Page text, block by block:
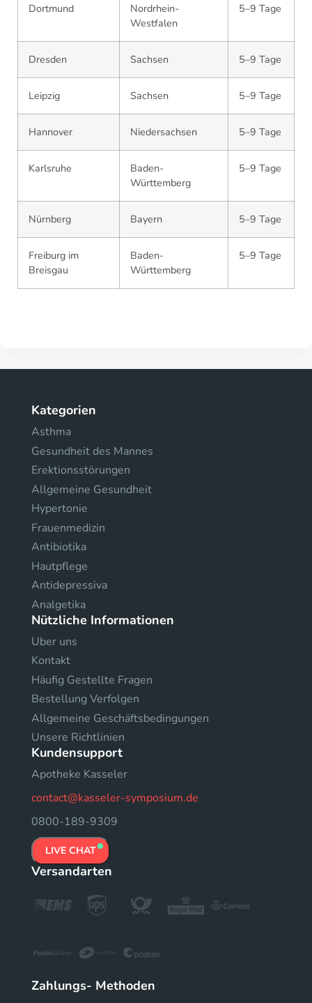
Dortmund
Nordrhein-
Westfalen
5–9 Tage
Dresden Sachsen 5–9 Tage
Leipzig Sachsen 5–9 Tage
Hannover Niedersachsen 5–9 Tage
Karlsruhe
Baden-
Württemberg
5–9 Tage
Nürnberg Bayern 5–9 Tage
Freiburg im
Breisgau
Baden-
Württemberg
5–9 Tage
Kategorien
Asthma
Gesundheit des Mannes
Erektionsstörungen
Allgemeine Gesundheit
Hypertonie
Frauenmedizin
Antibiotika
Hautpflege
Antidepressiva
Analgetika
Nützliche Informationen
Uber uns
Kontakt
Häufig Gestellte Fragen
Bestellung Verfolgen
Allgemeine Geschäftsbedingungen
Unsere Richtlinien
Kundensupport
Apotheke Kasseler
contact@kasseler-symposium.de
0800-189-9309
LIVE CHAT
Versandarten
Zahlungs- Methoden